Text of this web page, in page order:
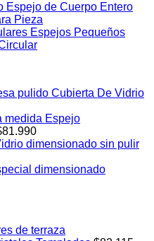
Espejo de Cuerpo Entero
Pieza
Espejos Pequeños
Cubierta De Vidrio
Espejo
dimensionado sin pulir
dimensionado
de terraza